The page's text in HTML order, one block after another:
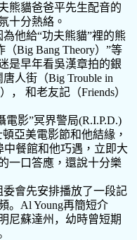
熊貓爸爸平先生配音的
十分熱絡。
為他給“功夫熊貓”裡的熊
（Big Bang Theory）”等
是早年看吳漢章拍的銀
唐人街（Big Trouble in
）， 和老友記（Friends）
電影”冥界警局(R.I.P.D.)
頓亞美電影節和他結緣，
中餐館和他巧遇 ，立即大
一口答應 ，還說十分樂
委會先安排播放了一段記
。 Al Young再簡短介
尼蘇達州，幼時曾短期